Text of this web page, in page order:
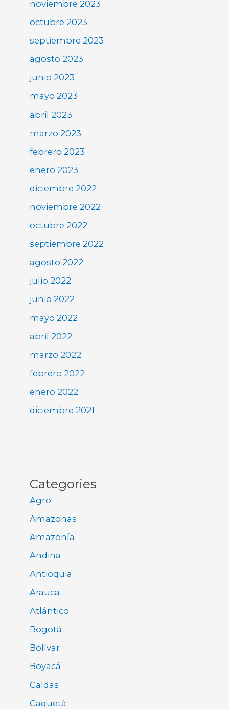
noviembre 2023
octubre 2023
septiembre 2023
agosto 2023
junio 2023
mayo 2023
abril 2023
marzo 2023
febrero 2023
enero 2023
diciembre 2022
noviembre 2022
octubre 2022
septiembre 2022
agosto 2022
julio 2022
junio 2022
mayo 2022
abril 2022
marzo 2022
febrero 2022
enero 2022
diciembre 2021
Categories
Agro
Amazonas
Amazonía
Andina
Antioquia
Arauca
Atlántico
Bogotá
Bolívar
Boyacá
Caldas
Caquetá